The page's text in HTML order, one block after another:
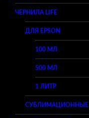
ЧЕРНИЛА LIFE
ДЛЯ EPSON
100 МЛ
500 МЛ
1 ЛИТР
СУБЛИМАЦИОННЫЕ